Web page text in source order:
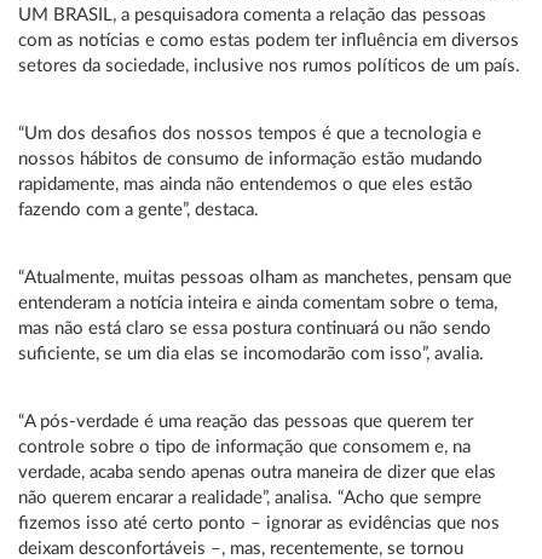
UM BRASIL, a pesquisadora comenta a relação das pessoas
com as notícias e como estas podem ter influência em diversos
setores da sociedade, inclusive nos rumos políticos de um país.
“Um dos desafios dos nossos tempos é que a tecnologia e
nossos hábitos de consumo de informação estão mudando
rapidamente, mas ainda não entendemos o que eles estão
fazendo com a gente”, destaca.
“Atualmente, muitas pessoas olham as manchetes, pensam que
entenderam a notícia inteira e ainda comentam sobre o tema,
mas não está claro se essa postura continuará ou não sendo
suficiente, se um dia elas se incomodarão com isso”, avalia.
“A pós-verdade é uma reação das pessoas que querem ter
controle sobre o tipo de informação que consomem e, na
verdade, acaba sendo apenas outra maneira de dizer que elas
não querem encarar a realidade”, analisa. “Acho que sempre
fizemos isso até certo ponto – ignorar as evidências que nos
deixam desconfortáveis –, mas, recentemente, se tornou